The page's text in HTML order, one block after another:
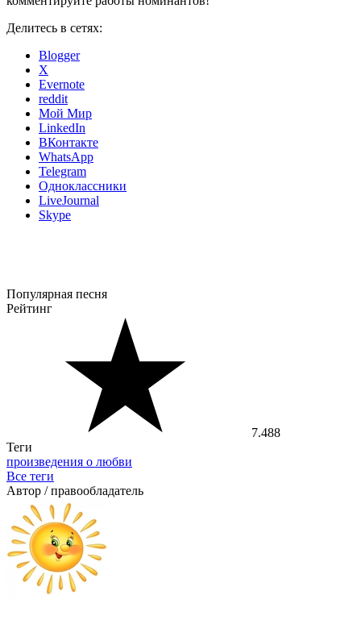
Делитесь в сетях:
Blogger
X
Evernote
reddit
Мой Мир
LinkedIn
ВКонтакте
WhatsApp
Telegram
Одноклассники
LiveJournal
Skype
Популярная песня
Рейтинг
7.488
Теги
произведения о любви
Все теги
Автор / правообладатель